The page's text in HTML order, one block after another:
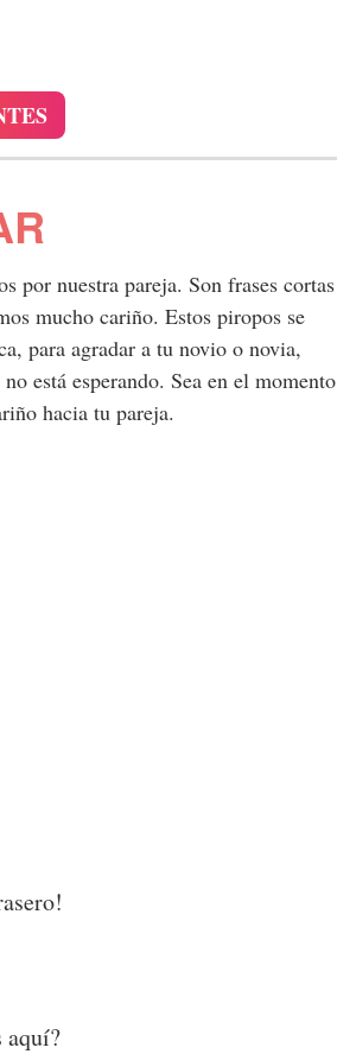
por nuestra pareja. Son frases cortas
mucho cariño. Estos piropos se
para agradar a tu novio o novia,
está esperando. Sea en el momento
hacia tu pareja.
aquí?